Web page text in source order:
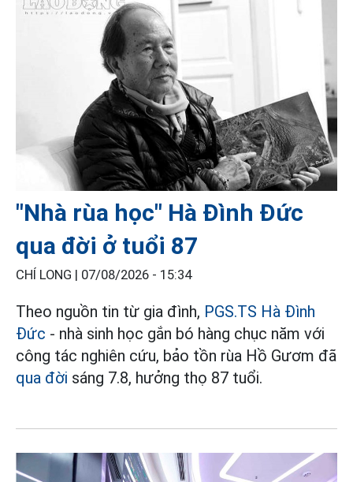
"Nhà rùa học" Hà Đình Đức
qua đời ở tuổi 87
CHÍ LONG | 07/08/2026 - 15:34
Theo nguồn tin từ gia đình, PGS.TS Hà Đình
Đức - nhà sinh học gắn bó hàng chục năm với
công tác nghiên cứu, bảo tồn rùa Hồ Gươm đã
qua đời sáng 7.8, hưởng thọ 87 tuổi.